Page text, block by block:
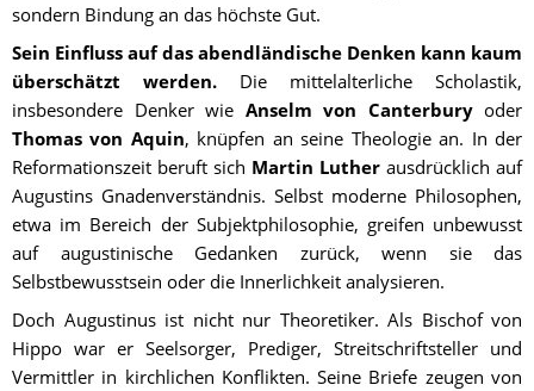
sondern Bindung an das höchste Gut.
Sein Einfluss auf das abendländische Denken kann kaum
überschätzt werden. Die mittelalterliche Scholastik,
insbesondere Denker wie Anselm von Canterbury
Thomas von Aquin, knüpfen an seine Theologie an. In der
Reformationszeit beruft sich Martin Luther ausdrücklich auf
Augustins Gnadenverständnis. Selbst moderne Philosophen,
etwa im Bereich der Subjektphilosophie, greifen unbewusst
auf augustinische Gedanken zurück, wenn sie das
Selbstbewusstsein oder die Innerlichkeit analysieren.
Doch Augustinus ist nicht nur Theoretiker. Als Bischof von
Hippo war er Seelsorger, Prediger, Streitschriftsteller und
Vermittler in kirchlichen Konflikten. Seine Briefe zeugen von